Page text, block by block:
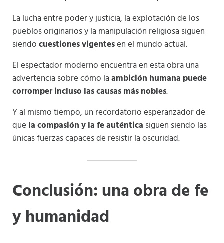
La lucha entre poder y justicia, la explotación de los
pueblos originarios y la manipulación religiosa siguen
siendocuestiones vigentesen el mundo actual.
El espectador moderno encuentra en esta obra una
advertencia sobre cómo laambición humana puede
corromper incluso las causas más nobles.
Y al mismo tiempo, un recordatorio esperanzador de
que la compasión y la fe auténtica siguen siendo las
únicas fuerzas capaces de resistir la oscuridad.
Conclusión: una obra de fe
y humanidad